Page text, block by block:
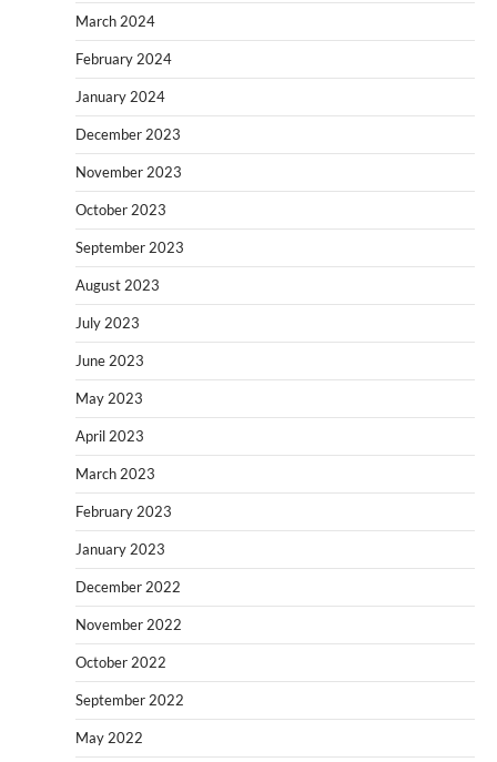
March 2024
February 2024
January 2024
December 2023
November 2023
October 2023
September 2023
August 2023
July 2023
June 2023
May 2023
April 2023
March 2023
February 2023
January 2023
December 2022
November 2022
October 2022
September 2022
May 2022